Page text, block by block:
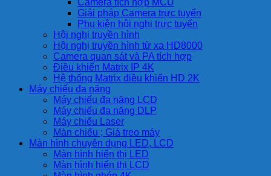
Giải pháp Camera trực tuyến
Phụ kiện hội nghị trực tuyến
Hội nghị truyền hình
Hội nghị truyền hình từ xa HD8000
Camera quan sát và PA tích hợp
Điều khiển Matrix IP 4K
Hệ thống Matrix điều khiển HD 2K
Máy chiếu đa năng
Máy chiếu đa năng LCD
Máy chiếu đa năng DLP
Máy chiếu Laser
Màn chiếu ; Giá treo máy
Màn hình chuyên dụng LED, LCD
Màn hình hiển thị LED
Màn hình hiển thị LCD